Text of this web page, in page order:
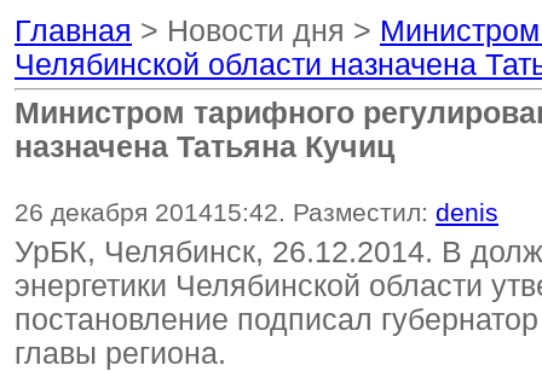
Главная > Новости дня > Министром
Челябинской области назначена
Министром тарифного
назначена Татьяна Кучиц
26 декабря 201415:42. Разместил: denis
УрБК, Челябинск, 26.12.2014. В
энергетики Челябинской области
постановление подписал
главы региона.